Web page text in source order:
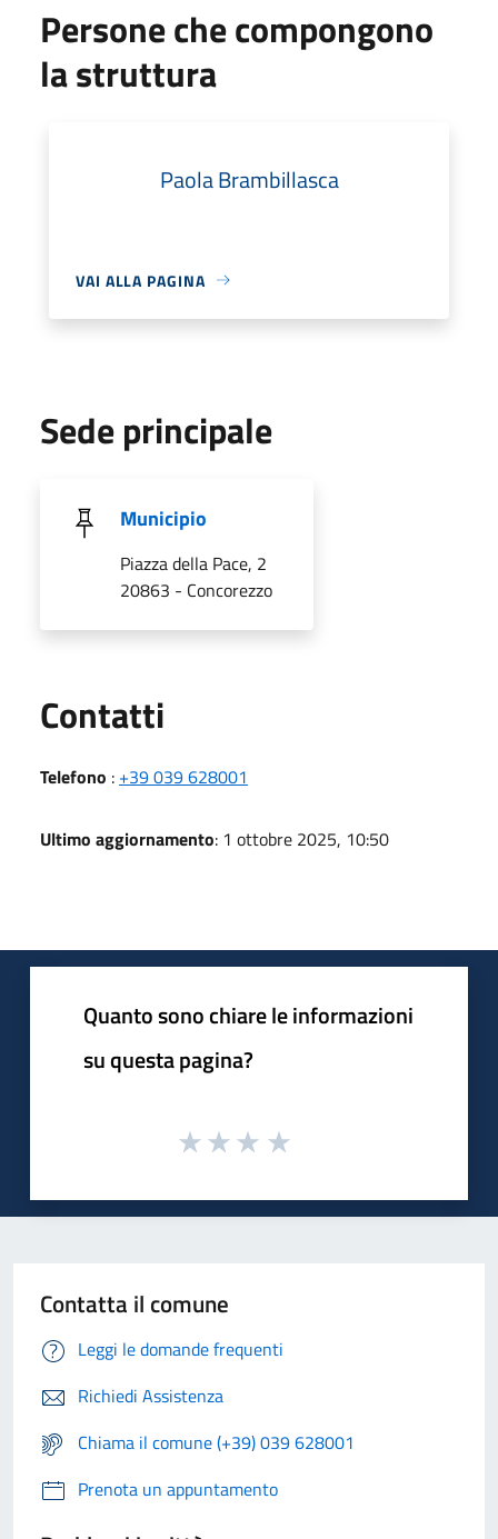
Persone che compongono
la struttura
Paola Brambillasca
VAI ALLA PAGINA
Sede principale
Municipio
Piazza della Pace, 2
20863 - Concorezzo
Contatti
Telefono : +39 039 628001
Ultimo aggiornamento: 1 ottobre 2025, 10:50
Quanto sono chiare le informazioni
su questa pagina?
Contatta il comune
Leggi le domande frequenti
Richiedi Assistenza
Chiama il comune (+39) 039 628001
Prenota un appuntamento